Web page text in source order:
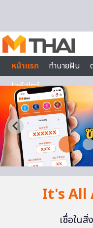
หน้าแรก
ทำนายฝัน
ไลฟ์สไตล์
It's All
เชื่อใน